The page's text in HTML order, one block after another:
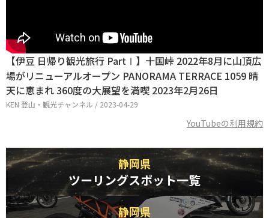
【伊豆 日帰り観光旅行 PartⅠ】十国峠 2022年8月に山頂広
場がリニューアルオープン PANORAMA TERRACE 1059 晴
天に恵まれ 360度の大展望を満喫 2023年2月26日
KEN 登山・観光チャンネル / 2023-04-29
YouTubeの利用規約
静岡県
ツーリングスポット一覧
静岡県